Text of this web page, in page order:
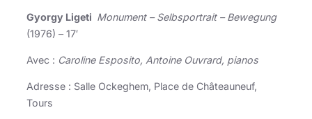
Gyorgy Ligeti Monument – Selbsportrait – Bewegung
(1976) – 17′
Avec : Caroline Esposito, Antoine Ouvrard, pianos
Adresse : Salle Ockeghem, Place de Châteauneuf,
Tours